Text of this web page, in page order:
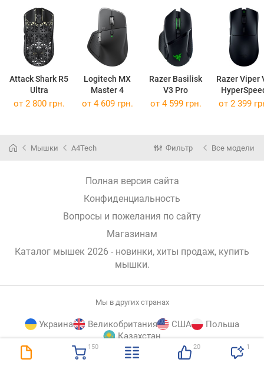
150 20 1
Attack Shark R5
Ultra
Logitech MX
Master 4
Razer Basilisk
V3 Pro
Razer Viper
от 2 800 грн. от 4 609 грн. от 4 599 грн. от 2 399
Мышки A4Tech Фильтр Все модели
Полная версия сайта
Конфиденциальность
Вопросы и пожелания по сайту
Магазинам
Каталог мышек 2026 - новинки, хиты продаж, купить
мышки.
Мы в других странах
Украина Великобритания США
Польша
Казахстан